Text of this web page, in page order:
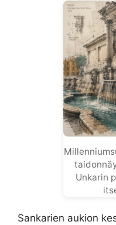
Unkarin
Sankarien aukion